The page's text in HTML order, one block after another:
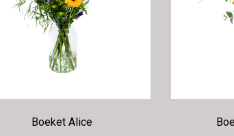
Boeket Alice